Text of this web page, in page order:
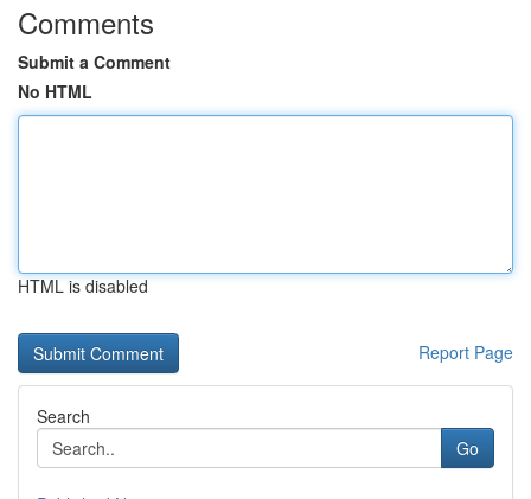
Comments
Submit a Comment
No HTML
HTML is disabled
Report Page
Search
Go